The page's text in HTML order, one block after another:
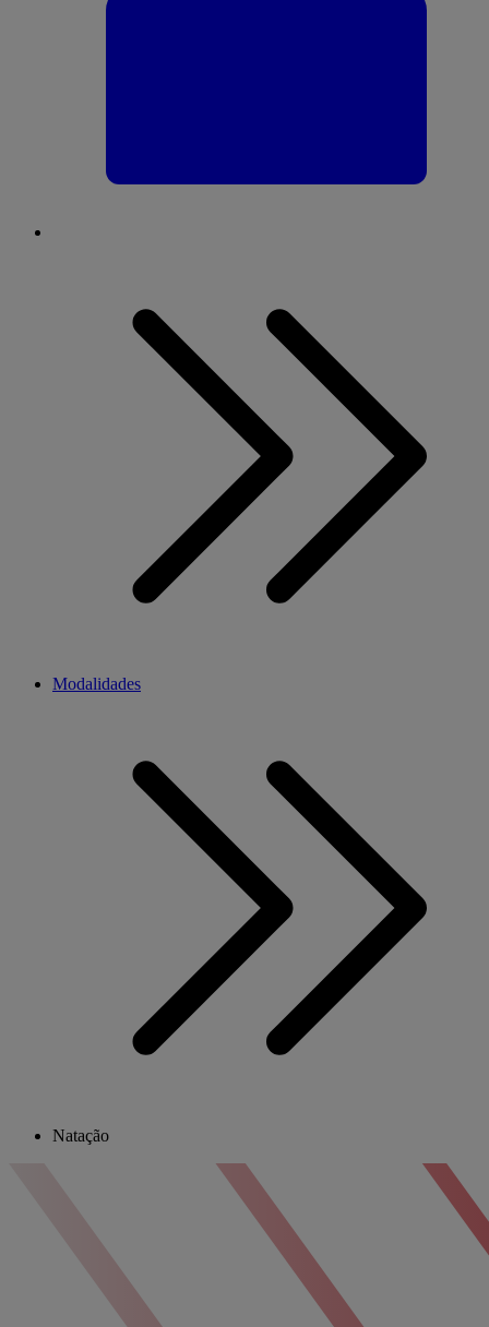
Modalidades
Natação